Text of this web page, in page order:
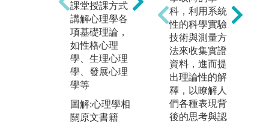
課堂授課方式
講解心理學各
項基礎理論，
如性格心理
學、生理心理
學、發展心理
學等
圖解:心理學相
關原文書籍
作：熟悉統計
軟體，如SA
S、R語言等，
進行資料分析
圖解:心理實驗
法專用電腦
版權:臺大心理
系自有照片
科，利用系統
性的科學實驗
技術與測量方
法來收集實證
資料，進而提
出理論性的解
釋，以瞭解人
們各種表現背
後的思考與認